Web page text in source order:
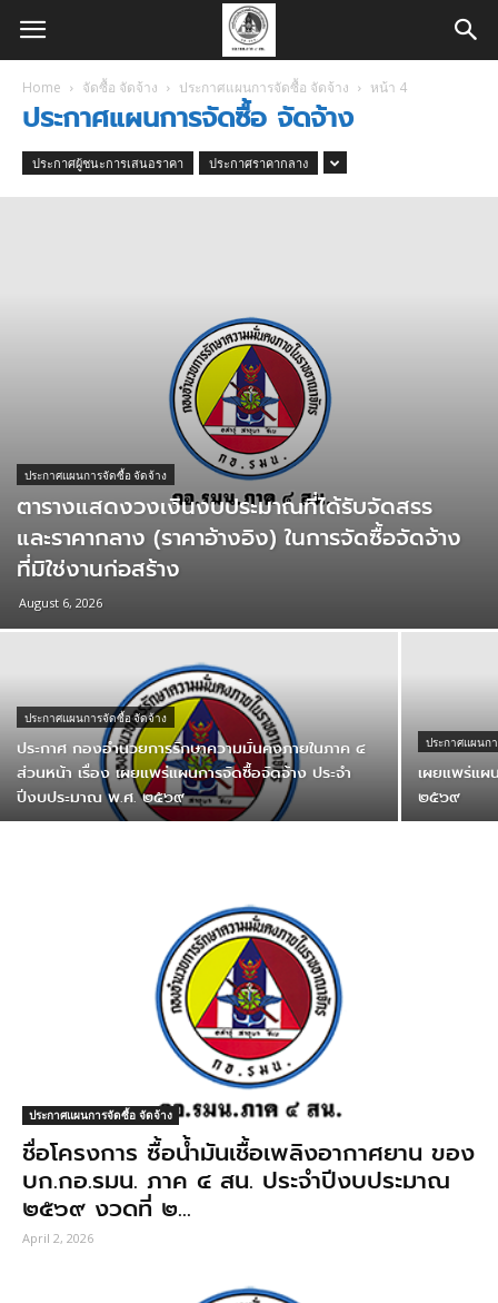
Home จัดซื้อ จัดจ้าง ประกาศแผนการจัดซื้อ จัดจ้าง หน้า 4
ประกาศแผนการจัดซื้อ จัดจ้าง
ประกาศผู้ชนะการเสนอราคา ประกาศราคากลาง
ประกาศแผนการจัดซื้อ จัดจ้าง
ตารางแสดงวงเงินงบประมาณที่ได้รับจัดสรร
และราคากลาง (ราคาอ้างอิง) ในการจัดซื้อจัดจ้าง
ที่มิใช่งานก่อสร้าง
August 6, 2026
ประกาศแผนการจัดซื้อ จัดจ้าง
ประกาศ กองอํานวยการรักษาความมั่นคงภายในภาค ๔
ส่วนหน้า เรื่อง เผยแพร่แผนการจัดซื้อจัดจ้าง ประจํา
ปีงบประมาณ พ.ศ. ๒๕๖๙
ประกาศแผนก
เผยแพร่แผ
๒๕๖๙
ประกาศแผนการจัดซื้อ จัดจ้าง
ชื่อโครงการ ซื้อนํ้ามันเชื้อเพลิงอากาศยาน ของ
บก.กอ.รมน. ภาค ๔ สน. ประจําปีงบประมาณ
๒๕๖๙ งวดที่ ๒...
April 2, 2026